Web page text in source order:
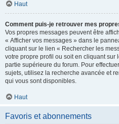
Haut
Comment puis-je retrouver mes
Vos propres messages peuvent être
« Afficher vos messages » dans le
cliquant sur le lien « Rechercher les
votre propre profil ou soit en cliquant sur
partie supérieure du forum. Pour
sujets, utilisez la recherche avancée et
qui vous sont disponibles.
Haut
Favoris et abonnements